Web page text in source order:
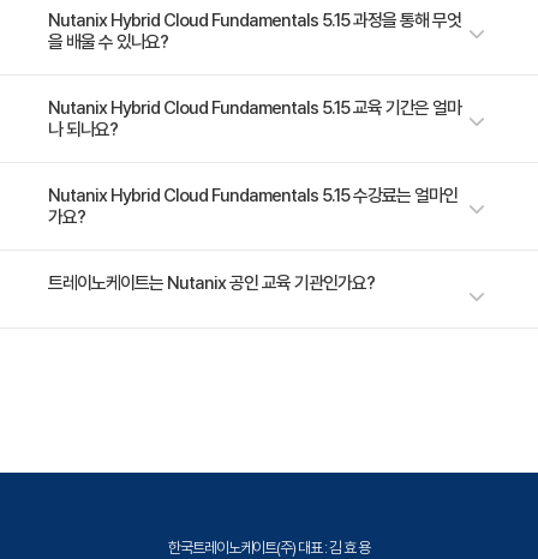
• Acropolis 동적 스케줄러 (ADS) 설명
• 데이터 지역(locality) 설명
6: Monitoring VMs and Cluster Health
• Nutanix 도구를 사용하여 VM 성능 측정 :
o 경고 대시 보드
알아보면서 이러한 제품이 비즈니스 과제를 해결하기 위해 어떻게 설계되었
는지 학습합니다. 또한 클러스터 업데이트, 가상 머신 관리, 보고 및 성능 지
대해 학습합니다. 본 교육에는 “Nutanix® Certified Associate (NCA)” 자
격 시험을 볼 수 있는 바우처(US$99)가 포함되어 있습니다.
-기본적인 AOS 개념을 배우고 AHV에서 Prism을 탐색하려는 고객 및 시스
템 운영자. -데이터 센터에서 Nutanix 클러스터를 관리하고 Nutanix 데이
리더.
Nutanix Hybrid Cloud Fundamentals 5.15 과정을 통해 무엇
을 배울 수 있나요?
Nutanix 하이브리드 클라우드 기초 과정은 Nutanix 하이브리드 클라우드
솔루션의 기반이 되는 제품, 기능 및 기술을 소개합니다.
Nutanix Hybrid Cloud Fundamentals 5.15 교육 기간은 얼마
나 되나요?
2일 과정입니다. 상세 일정은 교육 페이지에서 확인하실 수 있습니다.
Nutanix Hybrid Cloud Fundamentals 5.15 수강료는 얼마인
가요?
수강료는 1,150,000원(VAT 별도)입니다. 고용보험 환급 및 기업 할인 혜택
트레이노케이트는 Nutanix 공인 교육 기관인가요?
한국트레이노케이트(주) 대표 : 김 효 용